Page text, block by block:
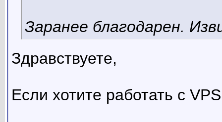
Заранее благодарен.
Здравствуете,
Если хотите работать с